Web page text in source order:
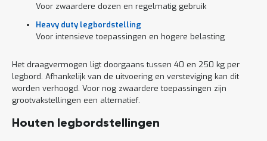
Voor zwaardere dozen en regelmatig gebruik
Heavy duty legbordstelling
Voor intensieve toepassingen en hogere belasting
Het draagvermogen ligt doorgaans tussen 40 en 250 kg per
legbord. Afhankelijk van de uitvoering en versteviging kan dit
worden verhoogd. Voor nog zwaardere toepassingen zijn
grootvakstellingen een alternatief.
Houten legbordstellingen